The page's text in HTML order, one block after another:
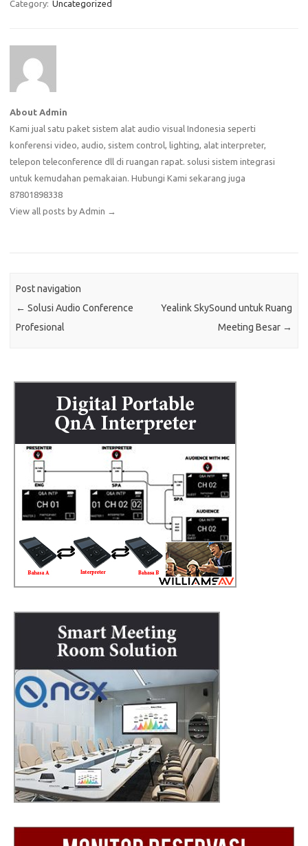
Category: Uncategorized
About Admin
Kami jual satu paket sistem alat audio visual Indonesia seperti
konferensi video, audio, sistem control, lighting, alat interpreter,
telepon teleconference dll di ruangan rapat. solusi sistem integrasi
untuk kemudahan pemakaian. Hubungi Kami sekarang juga
87801898338
View all posts by Admin →
Post navigation
← Solusi Audio Conference
Profesional
Yealink SkySound untuk Ruang
Meeting Besar →